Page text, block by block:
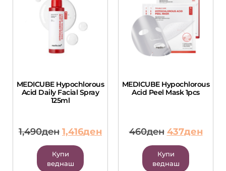
MEDICUBE Hypochlorous
Acid Daily Facial Spray
125ml
1,490ден 1,416ден
Купи
веднаш
MEDICUBE Hypochlorous
Acid Peel Mask 1pcs
460ден 437ден
Купи
веднаш